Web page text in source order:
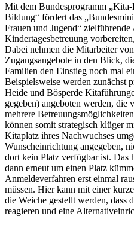
Mit dem Bundesprogramm
Bildung“ fördert das
Frauen und Jugend“
Kindertagesbetreuung
Dabei nehmen die Mitarbeiter
Zugangsangebote in den Blick,
Familien den Einstieg noch mal
Beispielsweise werden zunächst
Heide und Bösperde
gegeben) angeboten werden, die
mehrere
können somit strategisch klüger
Kitaplatz ihres Nachwuchses
Wunscheinrichtung angegeben,
dort kein Platz verfügbar ist. Das
dann erneut um einen Platz
Anmeldeverfahren erst einmal
müssen. Hier kann mit einer
die Weiche gestellt werden, dass
reagieren und eine